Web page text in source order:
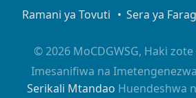
Ramani ya Tovuti Sera ya
© 2026 MoCDGWSG, Haki
Imesanifiwa na
Serikali Mtandao Huendeshwa